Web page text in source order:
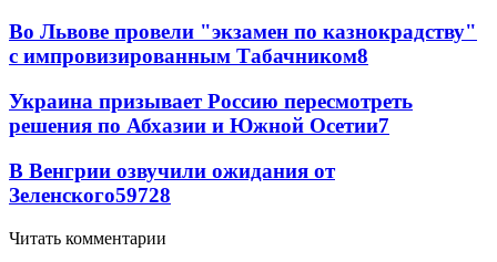
Во Львове провели "экзамен по казнокрадству"
с импровизированным Табачником8
Украина призывает Россию пересмотреть
решения по Абхазии и Южной Осетии7
В Венгрии озвучили ожидания от
Зеленского59728
Читать комментарии